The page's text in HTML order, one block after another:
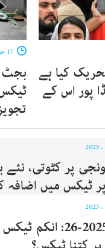
کیا ہے
پور اس کے
پر کٹوتی،
ٹیکس میں اضافہ
بجٹ 2025-26: